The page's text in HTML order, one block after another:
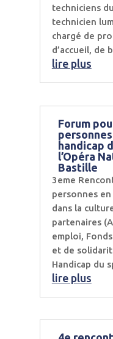
techniciens
technicien
chargé de
d’accueil, de
lire plus
Forum
handicap
l’Opéra
Bastille
3eme
personnes
dans la
partenaires
emploi,
et de
Handicap du
lire plus